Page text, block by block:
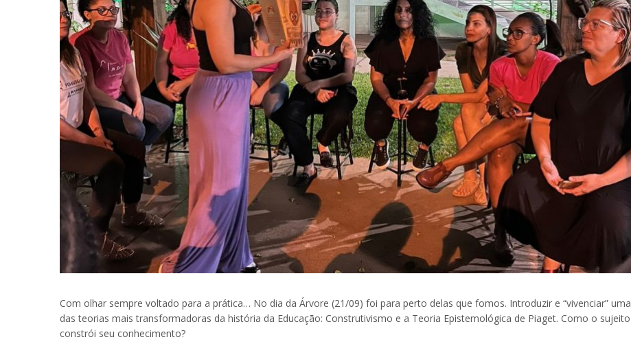
Com olhar sempre voltado para a prática… No dia da Árvore (21/09) foi para perto delas que fomos. Introduzir e “vivenciar” uma
das teorias mais transformadoras da história da Educação: Construtivismo e a Teoria Epistemológica de Piaget. Como o sujeito
constrói seu conhecimento?